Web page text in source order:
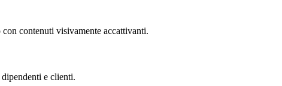
contenuti visivamente accattivanti.
e clienti.